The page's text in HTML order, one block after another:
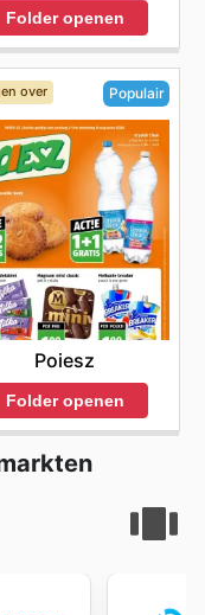
Folder openen
over Populair
Poiesz
Folder openen